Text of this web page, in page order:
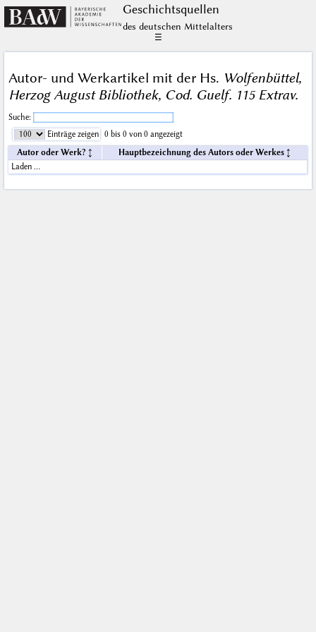
Geschichts­quellen
des deutschen Mittelalters
☰
Autor- und Werkartikel mit der Hs. Wolfenbüttel,
Herzog August Bibliothek, Cod. Guelf. 115 Extrav.
Suche:
Einträge zeigen
0 bis 0 von 0 angezeigt
Autor oder Werk?
Hauptbezeichnung des Autors oder Werkes
Laden …